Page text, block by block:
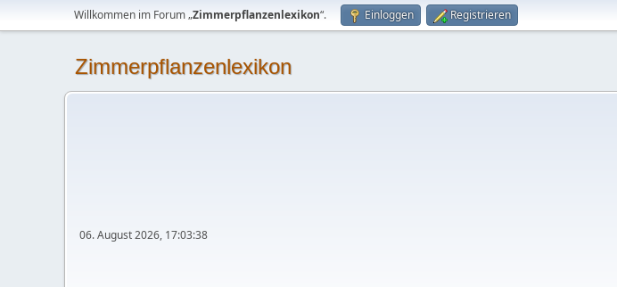
Willkommen im Forum „Zimmerpflanzenlexikon“. Einloggen Registrieren
Zimmerpflanzenlexikon
06. August 2026, 17:03:38